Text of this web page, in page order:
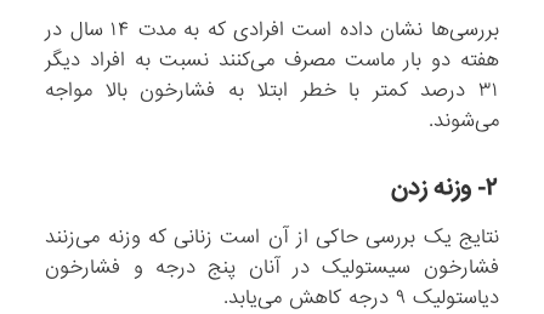
بررسی‌ها نشان داده است افرادی که به مدت ۱۴ سال در
هفته دو بار ماست مصرف می‌کنند نسبت به افراد دیگر
۳۱ درصد کمتر با خطر ابتلا به فشارخون بالا مواجه‌
می‌شوند.
۲- وزنه زدن
نتایج یک بررسی حاکی از آن است زنانی که وزنه می‌زنند
فشارخون سیستولیک در آنان پنج درجه و فشارخون
دیاستولیک ۹ درجه کاهش می‌یابد.